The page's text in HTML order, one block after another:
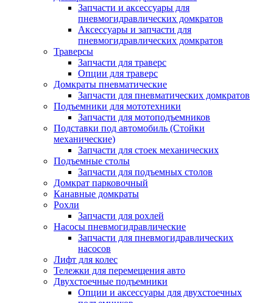
Запчасти и аксессуары для
пневмогидравлических домкратов
Аксессуары и запчасти для
пневмогидравлических домкратов
Траверсы
Запчасти для траверс
Опции для траверс
Домкраты пневматические
Запчасти для пневматических домкратов
Подъемники для мототехники
Запчасти для мотоподъемников
Подставки под автомобиль (Стойки
механические)
Запчасти для стоек механических
Подъемные столы
Запчасти для подъемных столов
Домкрат парковочный
Канавные домкраты
Рохли
Запчасти для рохлей
Насосы пневмогидравлические
Запчасти для пневмогидравлических
насосов
Лифт для колес
Тележки для перемещения авто
Двухстоечные подъемники
Опции и аксессуары для двухстоечных